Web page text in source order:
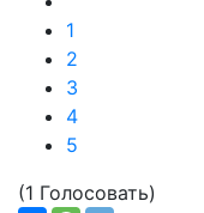
1
2
3
4
5
(1 Голосовать)